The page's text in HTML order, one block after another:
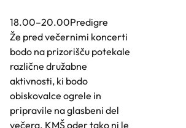
18.00–20.00Predigre
Že pred večernimi koncerti
bodo na prizorišču potekale
različne družabne
aktivnosti, ki bodo
obiskovalce ogrele in
pripravile na glasbeni del
večera. KMŠ oder tako ni le